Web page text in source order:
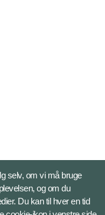
selv, om vi må bruge
og om du
Du kan til hver en tid